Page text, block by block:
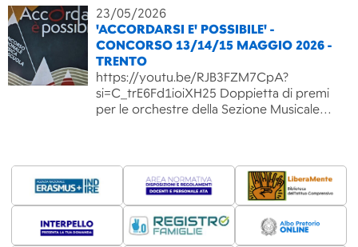
23/05/2026
'ACCORDARSI E' POSSIBILE' -
CONCORSO 13/14/15 MAGGIO 2026 -
TRENTO
https://youtu.be/RJB3FZM7CpA?
si=C_trE6Fd1ioiXH25 Doppietta di premi
per le orchestre della Sezione Musicale…